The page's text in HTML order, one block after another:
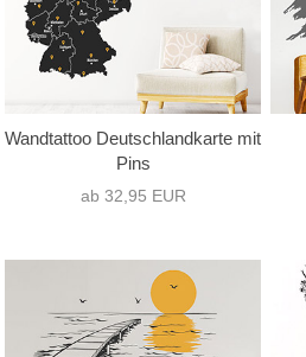
Wandtattoo Deutschlandkarte mit
Pins
ab 32,95 EUR